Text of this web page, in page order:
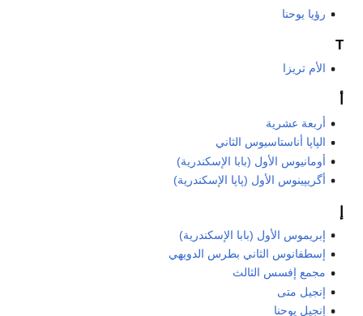
رؤيا يوحنا
T
الأم تريزا
أربعة عشرية
الپاپا أناستاسيوس الثاني
أومانيوس الأول (بابا الإسكندرية)
أگريپينوس الأول (پاپا الإسكندرية)
إبريموس الأول (بابا الإسكندرية)
إسطفانوس الثاني بطرس الدويهي
مجمع إفسس الثالث
إنجيل متى
إنجيل يوحنا